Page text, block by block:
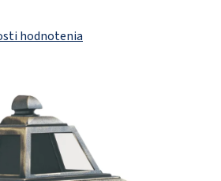
hodnotenia